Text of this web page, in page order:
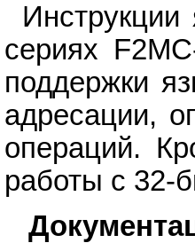
Инструкции
сериях
поддержки
адресации,
операций.
работы с 32-